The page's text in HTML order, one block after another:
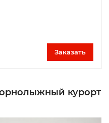
Заказать
курорт